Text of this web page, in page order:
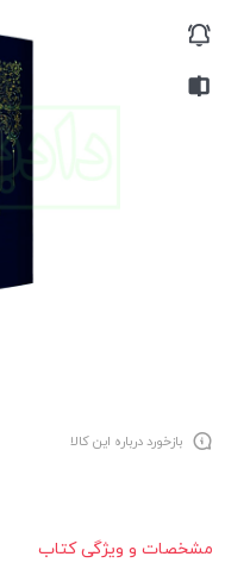
بازخورد درباره این کالا
مشخصات و ویژگی کتاب